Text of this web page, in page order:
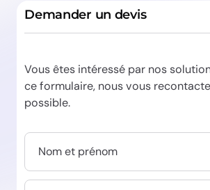
Demander un devis
Vous êtes intéressé par nos
ce formulaire, nous vous
possible.
Nom et prénom